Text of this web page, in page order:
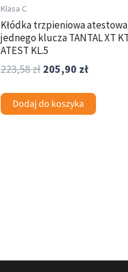
Klasa C
Kłódka trzpieniowa
jednego klucza TANTAL XT
ATEST KL.5
223,58zł 205,90 zł
Dodaj do koszyka